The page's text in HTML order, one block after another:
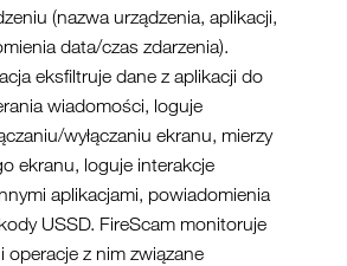
(nazwa urządzenia, aplikacji,
data/czas zdarzenia).
eksfiltruje dane z aplikacji do
wiadomości, loguje
wyłączaniu ekranu, mierzy
ekranu, loguje interakcje
aplikacjami, powiadomienia
USSD. FireScam monitoruje
operacje z nim związane